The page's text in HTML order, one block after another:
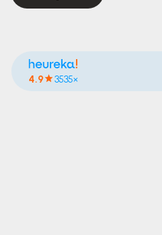
4.9 3535×